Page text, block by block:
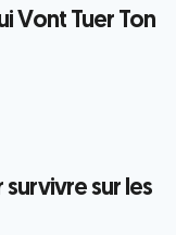
Vont Tuer Ton
sur les